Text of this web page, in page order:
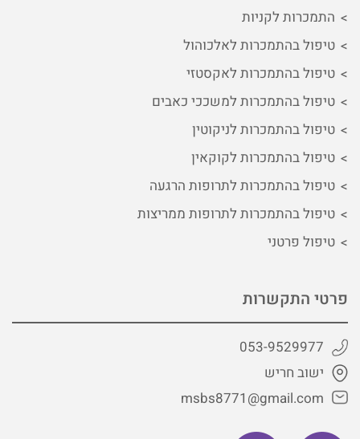
התמכרות לקניות
טיפול בהתמכרות לאלכוהול
טיפול בהתמכרות לאקסטזי
טיפול בהתמכרות למשככי כאבים
טיפול בהתמכרות לניקוטין
טיפול בהתמכרות לקוקאין
טיפול בהתמכרות לתרופות הרגעה
טיפול בהתמכרות לתרופות ממריצות
טיפול פרטני
פרטי התקשרות
053-9529977
ישוב חריש
msbs8771@gmail.com